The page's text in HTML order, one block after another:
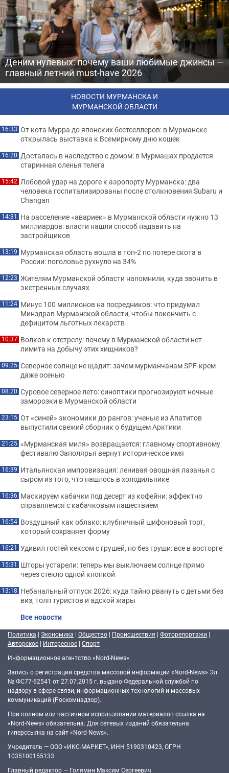
Деним нулевых: почему ваши любимые джинсы —
главный летний must-have 2026
НОВОСТИ МУРМАНСКА И
МУРМАНСКОЙ ОБЛАСТИ
16:33 От кота Мурра до японских бестселлеров: в Мурманске
открылась выставка к Всемирному дню кошек
16:20 Досталась в наследство с домом: в Мурмашах продается
старинная оленья телега
15:42 Лобовой удар на дороге к аэропорту Мурманска: два
человека госпитализированы после столкновения Subaru и
Changan
14:31 На расселение «авариек» в Мурманской области нужно 13
миллиардов: власти нашли способ надавить на
застройщиков
13:19 Мурманская область вошла в топ-2 по потере скота в
России: поголовье рухнуло на 34%
12:23 Жителям Мурманской области напомнили, куда звонить в
экстренных случаях
11:24 Минус 100 миллионов на посредников: что придумал
Минздрав Мурманской области, чтобы покончить с
дефицитом льготных лекарств
10:37 Волков к отстрелу: почему в Мурманской области нет
лимита на добычу этих хищников?
09:25 Северное солнце не щадит: зачем мурманчанам SPF-крем
даже осенью
08:20 Суровое северное лето: синоптики прогнозируют ночные
заморозки в Мурманской области
23:15 От «синей» экономики до рангов: ученые из Апатитов
выпустили свежий сборник о будущем Арктики
21:25 «Мурманская миля» возвращается: главному спортивному
фестивалю Заполярья вернут историческое имя
16:39 Итальянская импровизация: ленивая овощная лазанья с
сыром из того, что нашлось в холодильнике
16:36 Маскируем кабачки под десерт из кофейни: эффектно
справляемся с кабачковым нашествием
16:54 Воздушный как облако: клубничный шифоновый торт,
который сохраняет форму
16:21 Удивил гостей кексом с грушей, но без груши: все в восторге
15:31 Шторы устарели: теперь мы выключаем солнце прямо
через стекло одной кнопкой
13:18 Небанальный отпуск 2026: куда тайно рвануть с детьми без
виз, толп туристов и адской жары
Все новости
Политика | Экономика | Общество | Происшествия | Фоторепортажи |
Авторское | Интересное | Спорт
Информационное агентство «Nord-News»
Запись о регистрации средства массовой информации «Nord-News» Эл
№ ФС77-62541 от 27.07.2015 г. выдано Федеральной службой по
надзору в сфере связи, информационных технологий и массовых
коммуникаций (Роскомнадзор).
При полном или частичном использовании материалов ссылка на
«Nord-News» обязательна. Для сетевых изданий обязательна
гиперссылка на сайт «Nord-News».
Учредитель — ООО «ИКС-МАРКЕТ», ИНН 5190310423, ОГРН
1035100155133
Главный редактор — Голямин Максим Сергеевич